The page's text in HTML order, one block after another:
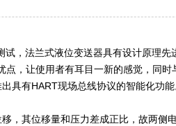
，法兰式液位变送器具有设计原理先
，让使用者有耳目一新的感觉，同时
具有HART现场总线协议的智能化功能
，其位移量和压力差成正比，故两侧